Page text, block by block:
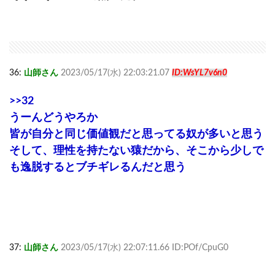
36: 山師さん 2023/05/17(水) 22:03:21.07 ID:WsYL7v6n0
>>32
うーんどうやろか
皆が自分と同じ価値観だと思ってる奴が多いと思う
そして、理性を持たない猿だから、そこから少しで
も逸脱するとブチギレるんだと思う
37: 山師さん 2023/05/17(水) 22:07:11.66 ID:POf/CpuG0